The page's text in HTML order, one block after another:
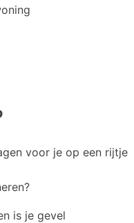
voor je op een rijtje
is je gevel